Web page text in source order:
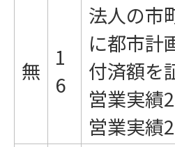
無 1
6
法人の市
に都市計
付済額を
営業実績
営業実績